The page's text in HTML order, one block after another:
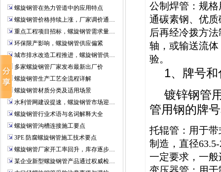
螺旋钢管在热力管道中的应用特点
螺旋钢管价格持续上涨，厂家调价通…
重点工程项目招标，螺旋钢管需求量…
环保限产影响，螺旋钢管供应偏紧
城市排水改造工程推进，螺旋钢管供…
多家螺旋钢管厂家发布最新出厂价
螺旋钢管生产工艺全流程详解
螺旋钢管材质分类及适用场景
水利管网建设提速，螺旋钢管市场迎…
螺旋钢管行业术语与名词解释大全
螺旋钢管沟槽连接施工要点
3PE 防腐螺旋钢管施工技术要点
螺旋钢管厂家开工率回升，库存逐步…
某企业新型螺旋钢管产品通过权威检…
公制焊管：规
通碳素钢、优
后再经冷拨方
轴，或输送流
验。
1、牌号
镀锌钢管
管用钢的牌
托辊管：用于带
制造，直径
一定要求，一